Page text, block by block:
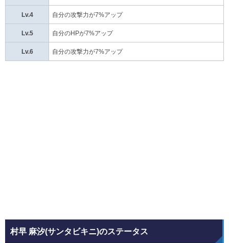
Lv.4 自分の攻撃力が7%アップ
Lv.5 自分のHPが7%アップ
Lv.6 自分の攻撃力が7%アップ
村早 麻汐(サンタビキニ)のステータス